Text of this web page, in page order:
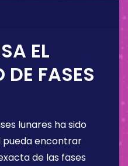
EL
FASES
lunares ha sido
pueda encontrar
de las fases